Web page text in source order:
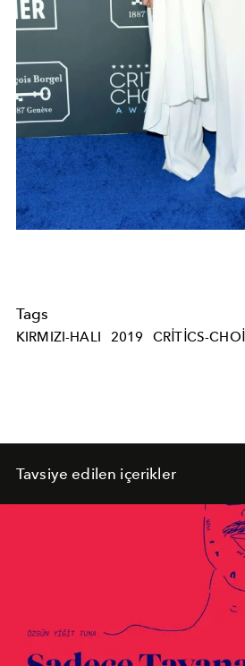
Tags
KIRMIZI-HALI 2019 CRITICS-
Tavsiye edilen içerikler